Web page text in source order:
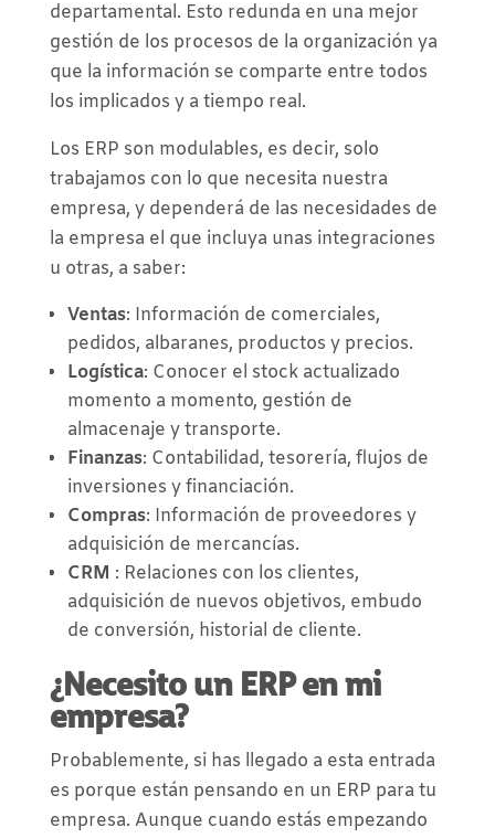
departamental. Esto redunda en una mejor
gestión de los procesos de la organización ya
que la información se comparte entre todos
los implicados y a tiempo real.
Los ERP son modulables, es decir, solo
trabajamos con lo que necesita nuestra
empresa, y dependerá de las necesidades de
la empresa el que incluya unas integraciones
u otras, a saber:
Ventas: Información de comerciales,
pedidos, albaranes, productos y precios.
Logística: Conocer el stock actualizado
momento a momento, gestión de
almacenaje y transporte.
Finanzas: Contabilidad, tesorería, flujos de
inversiones y financiación.
Compras: Información de proveedores y
adquisición de mercancías.
CRM : Relaciones con los clientes,
adquisición de nuevos objetivos, embudo
de conversión, historial de cliente.
¿Necesito un ERP en mi
empresa?
Probablemente, si has llegado a esta entrada
es porque están pensando en un ERP para tu
empresa. Aunque cuando estás empezando